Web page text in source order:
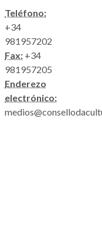
Teléfono:
+34
981957202
Fax: +34
981957205
Enderezo
electrónico: